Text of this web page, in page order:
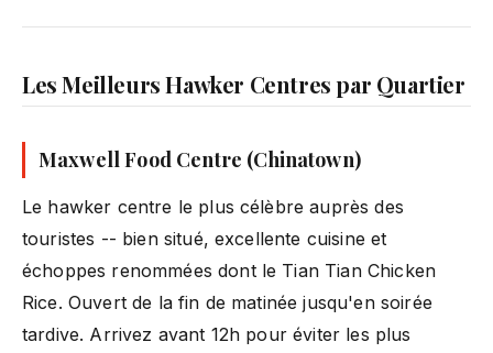
Les Meilleurs Hawker Centres par Quartier
Maxwell Food Centre (Chinatown)
Le hawker centre le plus célèbre auprès des
touristes -- bien situé, excellente cuisine et
échoppes renommées dont le Tian Tian Chicken
Rice. Ouvert de la fin de matinée jusqu'en soirée
tardive. Arrivez avant 12h pour éviter les plus